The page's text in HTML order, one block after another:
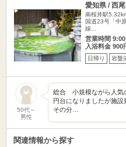
愛知県 / 西
南桜井駅
国道23号「中
線…
営業時間
入浴料金 900
日帰り 岩盤
50代～
男性
総合 小規模ながら人気
円台になりましたが施設
その分…
関連情報から探す